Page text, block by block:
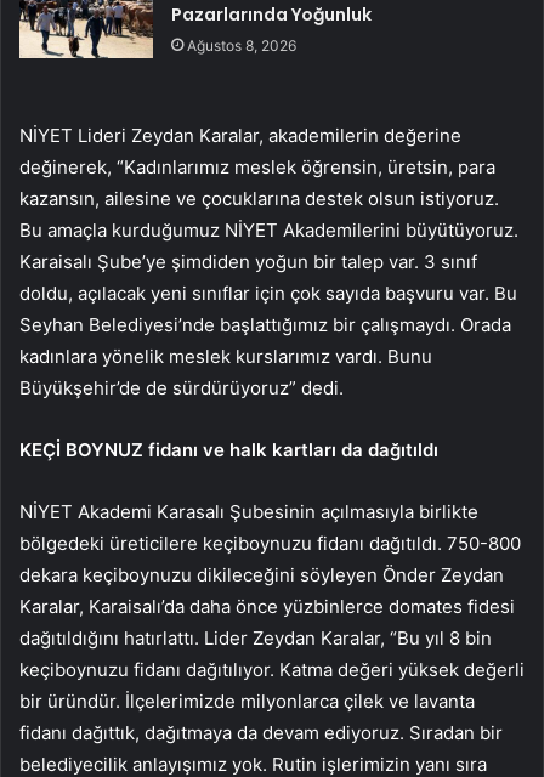
Pazarlarında Yoğunluk
Ağustos 8, 2026
NİYET Lideri Zeydan Karalar, akademilerin değerine
değinerek, “Kadınlarımız meslek öğrensin, üretsin, para
kazansın, ailesine ve çocuklarına destek olsun istiyoruz.
Bu amaçla kurduğumuz NİYET Akademilerini büyütüyoruz.
Karaisalı Şube’ye şimdiden yoğun bir talep var. 3 sınıf
doldu, açılacak yeni sınıflar için çok sayıda başvuru var. Bu
Seyhan Belediyesi’nde başlattığımız bir çalışmaydı. Orada
kadınlara yönelik meslek kurslarımız vardı. Bunu
Büyükşehir’de de sürdürüyoruz” dedi.
KEÇİ BOYNUZ fidanı ve halk kartları da dağıtıldı
NİYET Akademi Karasalı Şubesinin açılmasıyla birlikte
bölgedeki üreticilere keçiboynuzu fidanı dağıtıldı. 750-800
dekara keçiboynuzu dikileceğini söyleyen Önder Zeydan
Karalar, Karaisalı’da daha önce yüzbinlerce domates fidesi
dağıtıldığını hatırlattı. Lider Zeydan Karalar, “Bu yıl 8 bin
keçiboynuzu fidanı dağıtılıyor. Katma değeri yüksek değerli
bir üründür. İlçelerimizde milyonlarca çilek ve lavanta
fidanı dağıttık, dağıtmaya da devam ediyoruz. Sıradan bir
belediyecilik anlayışımız yok. Rutin işlerimizin yanı sıra